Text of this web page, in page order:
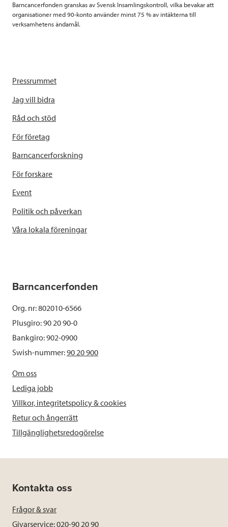
Barncancerfonden granskas av Svensk Insamlingskontroll, vilka bevakar att
organisationer med 90-konto använder minst 75 % av intäkterna till
verksamhetens ändamål.
Pressrummet
Jag vill bidra
Råd och stöd
För företag
Barncancerforskning
För forskare
Event
Politik och påverkan
Våra lokala föreningar
Barncancerfonden
Org. nr: 802010-6566
Plusgiro: 90 20 90-0
Bankgiro: 902-0900
Swish-nummer:90 20 900
Om oss
Lediga jobb
Villkor, integritetspolicy & cookies
Retur och ångerrätt
Tillgänglighetsredogörelse
Kontakta oss
Frågor & svar
Givarservice: 020-90 20 90